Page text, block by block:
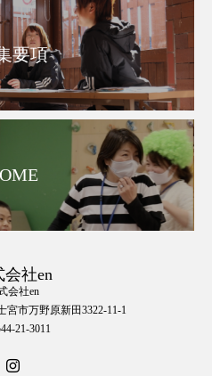
要項
会社en
会社en
宮市万野原新田3322-11-1
21-3011